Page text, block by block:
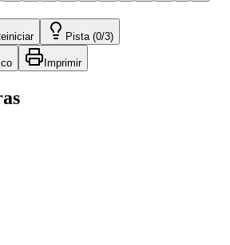
Pista (0/3)
Imprimir